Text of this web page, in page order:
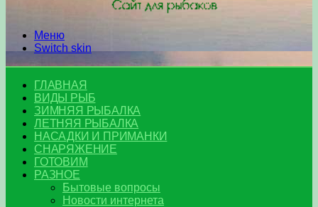
Меню
Switch skin
ГЛАВНАЯ
ВИДЫ РЫБ
ЗИМНЯЯ РЫБАЛКА
ЛЕТНЯЯ РЫБАЛКА
НАСАДКИ И ПРИМАНКИ
СНАРЯЖЕНИЕ
ГОТОВИМ
РАЗНОЕ
Бытовые вопросы
Новости интернета